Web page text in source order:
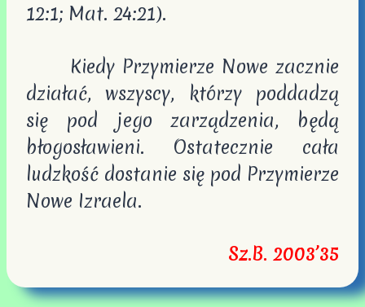
12:1; Mat. 24:21).
Kiedy Przymierze Nowe zacznie
działać, wszyscy, którzy poddadzą
się pod jego zarządzenia, będą
błogosławieni. Ostatecznie cała
ludzkość dostanie się pod Przymierze
Nowe Izraela.
Sz.B. 2003’35